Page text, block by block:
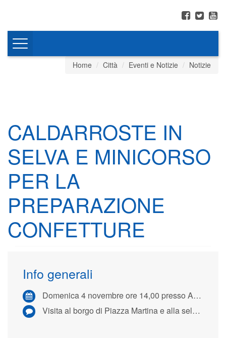
Toggle
Home
Città Eventi e Notizie Notizie
CALDARROSTE IN
SELVA E MINICORSO
PER LA
PREPARAZIONE
CONFETTURE
Info generali
Domenica 4 novembre ore 14,00 presso Agriturismo Casa Martina
Visita al borgo di Piazza Martina e alla selva castanile, caldarroste e mini corso sulla castagna e la sua conservazione.